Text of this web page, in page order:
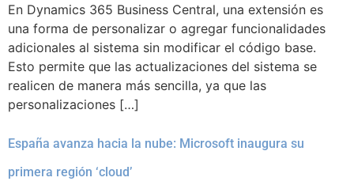
En Dynamics 365 Business Central, una extensión es
una forma de personalizar o agregar funcionalidades
adicionales al sistema sin modificar el código base.
Esto permite que las actualizaciones del sistema se
realicen de manera más sencilla, ya que las
personalizaciones […]
España avanza hacia la nube: Microsoft inaugura su
primera región ‘cloud’